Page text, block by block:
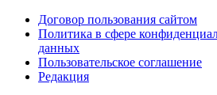
Договор пользования сайтом
Политика в сфере
данных
Пользовательское соглашение
Редакция